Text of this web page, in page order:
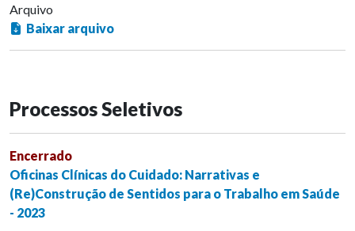
Arquivo
Baixar arquivo
Processos Seletivos
Encerrado
Oficinas Clínicas do Cuidado: Narrativas e
(Re)Construção de Sentidos para o Trabalho em Saúde
- 2023